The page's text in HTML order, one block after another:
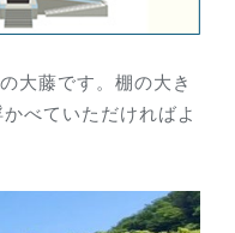
大藤です。棚の大き
べていただければよ